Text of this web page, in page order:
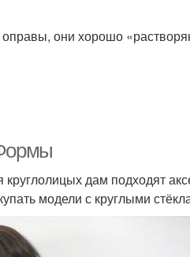
они хорошо
дам подходят
модели с круглыми